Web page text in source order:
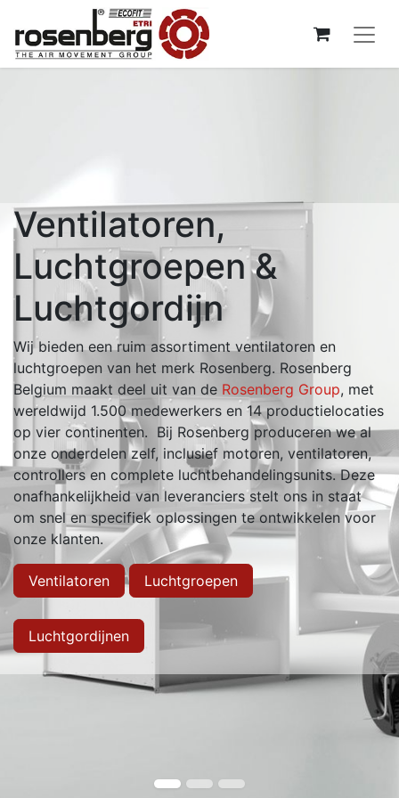
Ventilatoren,
Luchtgroepen &
Luchtgordijn
Wij bieden een ruim assortiment ventilatoren en
luchtgroepen van het merk Rosenberg. Rosenberg
Belgium maakt deel uit van de Rosenberg Group, met
wereldwijd 1.500 medewerkers en 14 productielocaties
op vier continenten. Bij Rosenberg produceren we al
onze onderdelen zelf, inclusief motoren, ventilatoren,
controllers en complete luchtbehandelingsunits. Deze
onafhankelijkheid van leveranciers stelt ons in staat
om snel en specifiek oplossingen te ontwikkelen voor
onze klanten.
Ventilatoren Luchtgroepen
Luchtgordijnen